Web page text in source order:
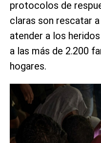
protocolos de
claras son rescatar
atender a los
a las más de 2.200
hogares.